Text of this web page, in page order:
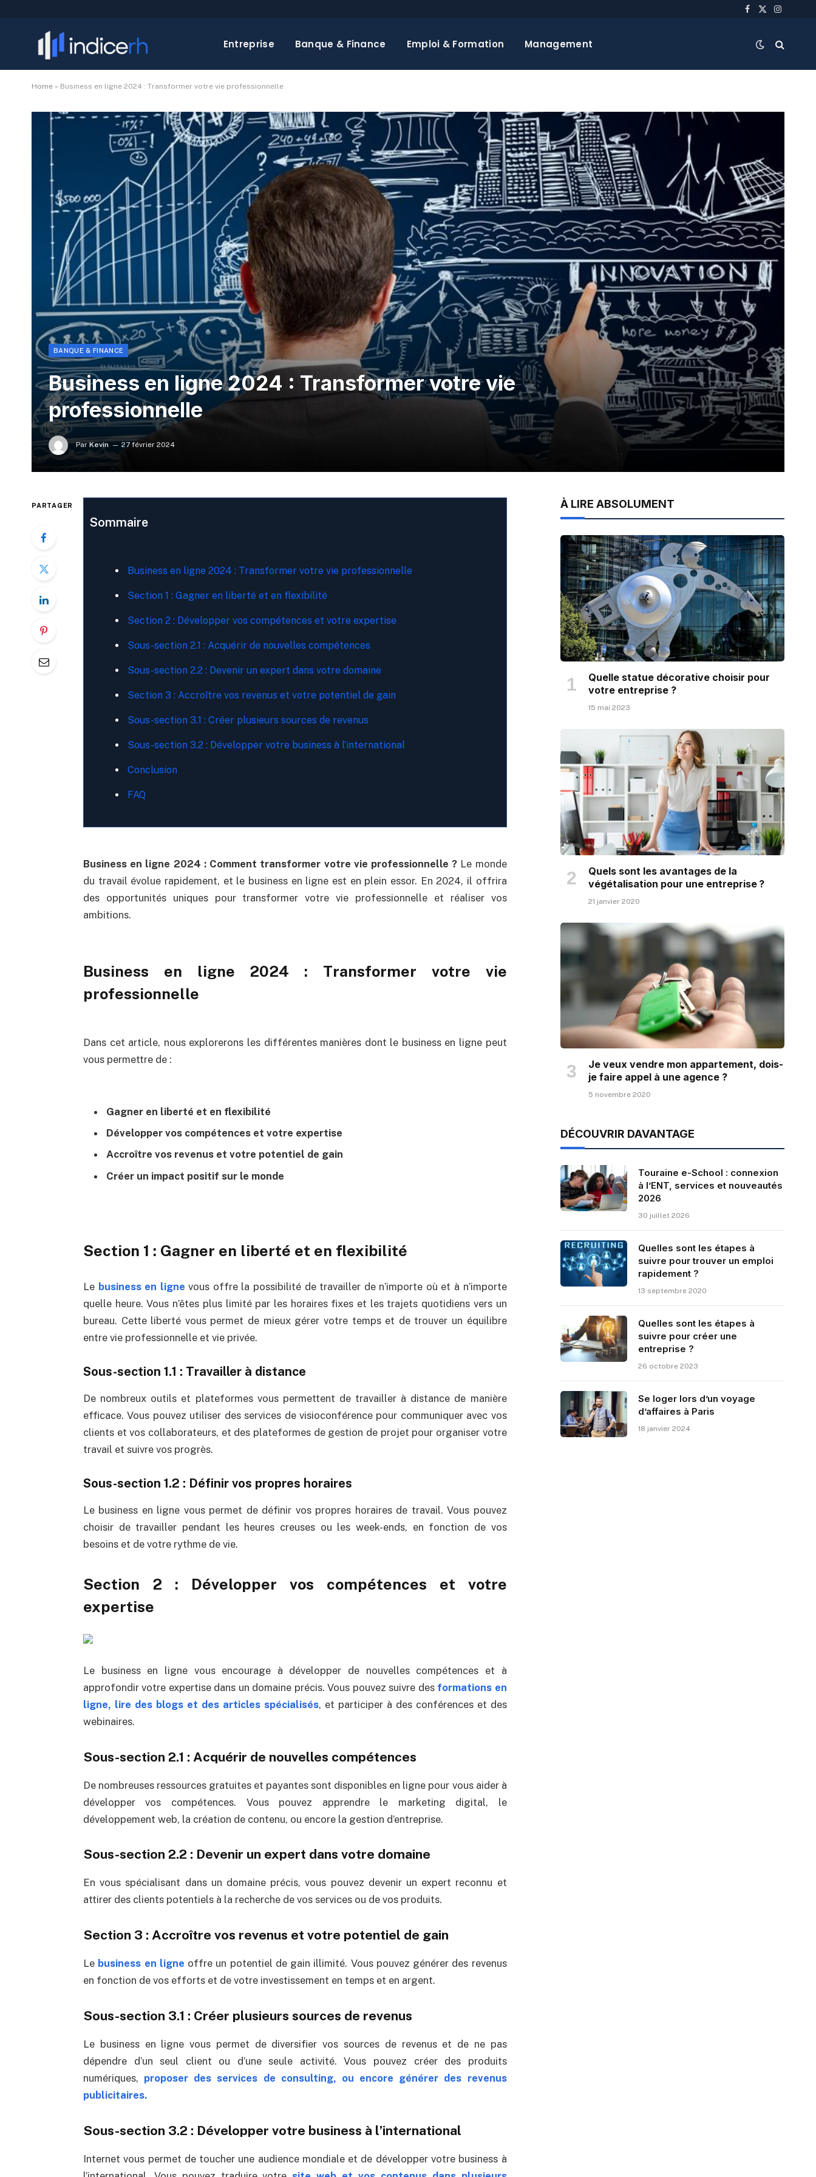
Facebook
X
Entreprise Banque & Finance Emploi & Formation Management
Home » Business en ligne 2024 : Transformer votre vie professionnelle
BANQUE & FINANCE
Business en ligne 2024 : Transformer votre vie
professionnelle
Par Kevin 27 février 2024
PARTAGER
Sommaire
Business en ligne 2024 : Transformer votre vie professionnelle
Section 1 : Gagner en liberté et en flexibilité
Section 2 : Développer vos compétences et votre expertise
Sous-section 2.1 : Acquérir de nouvelles compétences
Sous-section 2.2 : Devenir un expert dans votre domaine
Section 3 : Accroître vos revenus et votre potentiel de gain
Sous-section 3.1 : Créer plusieurs sources de revenus
Sous-section 3.2 : Développer votre business à l’international
Conclusion
FAQ
Business en ligne 2024 : Comment transformer votre vie professionnelle ? Le monde
du travail évolue rapidement, et le business en ligne est en plein essor. En 2024, il offrira
des opportunités uniques pour transformer votre vie professionnelle et réaliser vos
ambitions.
Business en ligne 2024 : Transformer votre vie
professionnelle
Dans cet article, nous explorerons les différentes manières dont le business en ligne peut
vous permettre de :
Gagner en liberté et en flexibilité
Développer vos compétences et votre expertise
Accroître vos revenus et votre potentiel de gain
Créer un impact positif sur le monde
Section 1 : Gagner en liberté et en flexibilité
Le business en ligne vous offre la possibilité de travailler de n’importe où et à n’importe
quelle heure. Vous n’êtes plus limité par les horaires fixes et les trajets quotidiens vers un
bureau. Cette liberté vous permet de mieux gérer votre temps et de trouver un équilibre
entre vie professionnelle et vie privée.
Sous-section 1.1 : Travailler à distance
De nombreux outils et plateformes vous permettent de travailler à distance de manière
efficace. Vous pouvez utiliser des services de visioconférence pour communiquer avec vos
clients et vos collaborateurs, et des plateformes de gestion de projet pour organiser votre
travail et suivre vos progrès.
Sous-section 1.2 : Définir vos propres horaires
Le business en ligne vous permet de définir vos propres horaires de travail. Vous pouvez
choisir de travailler pendant les heures creuses ou les week-ends, en fonction de vos
besoins et de votre rythme de vie.
Section 2 : Développer vos compétences et votre
expertise
Le business en ligne vous encourage à développer de nouvelles compétences et à
approfondir votre expertise dans un domaine précis. Vous pouvez suivre des formations en
ligne, lire des blogs et des articles spécialisés, et participer à des conférences et des
webinaires.
Sous-section 2.1 : Acquérir de nouvelles compétences
De nombreuses ressources gratuites et payantes sont disponibles en ligne pour vous aider à
développer vos compétences. Vous pouvez apprendre le marketing digital, le
développement web, la création de contenu, ou encore la gestion d’entreprise.
Sous-section 2.2 : Devenir un expert dans votre domaine
En vous spécialisant dans un domaine précis, vous pouvez devenir un expert reconnu et
attirer des clients potentiels à la recherche de vos services ou de vos produits.
Section 3 : Accroître vos revenus et votre potentiel de gain
Le business en ligne offre un potentiel de gain illimité. Vous pouvez générer des revenus
en fonction de vos efforts et de votre investissement en temps et en argent.
Sous-section 3.1 : Créer plusieurs sources de revenus
Le business en ligne vous permet de diversifier vos sources de revenus et de ne pas
dépendre d’un seul client ou d’une seule activité. Vous pouvez créer des produits
numériques, proposer des services de consulting, ou encore générer des revenus
publicitaires.
Sous-section 3.2 : Développer votre business à l’international
Internet vous permet de toucher une audience mondiale et de développer votre business à
À LIRE ABSOLUMENT
Quelle statue décorative choisir pour
votre entreprise ?
15 mai 2023
Quels sont les avantages de la
végétalisation pour une entreprise ?
21 janvier 2020
Je veux vendre mon appartement, dois-
je faire appel à une agence ?
5 novembre 2020
DÉCOUVRIR DAVANTAGE
Touraine e-School : connexion
à l’ENT, services et nouveautés
2026
30 juillet 2026
Quelles sont les étapes à
suivre pour trouver un emploi
rapidement ?
13 septembre 2020
Quelles sont les étapes à
suivre pour créer une
entreprise ?
26 octobre 2023
Se loger lors d’un voyage
d’affaires à Paris
18 janvier 2024